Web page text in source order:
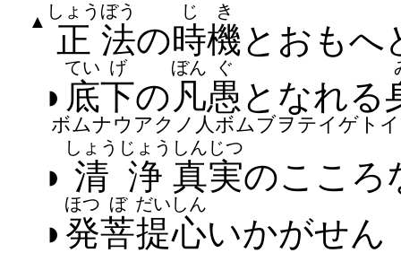
▲ 正
しょう
法
ぼう
の時機
じき
と​おもへ​
◗ 底
てい
下
げ
の 凡
ぼん
愚
ぐ
と​なれ​る
ボムナウアクノ人ボムブヲテイゲト
◗ 清浄
しょうじょう
真実
しんじつ
の​こころ​
◗ 発
ほつ
菩
ぼ
提
だい
心
しん
いかが​せん